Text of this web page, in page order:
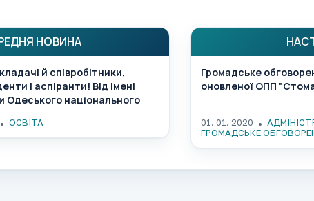
НОВИНА
й співробітники,
і аспіранти! Від імені
Одеського національного
Різдвом!
ОСВІТА
Громадське
оновленої ОПП
01. 01. 2020
ГРОМАДСЬКЕ